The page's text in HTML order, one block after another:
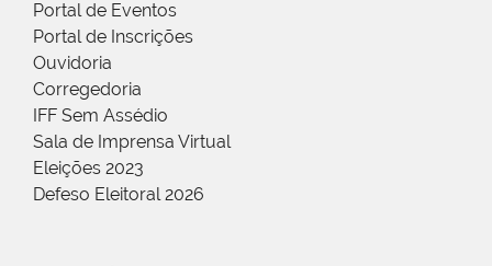
Portal de Eventos
Portal de Inscrições
Ouvidoria
Corregedoria
IFF Sem Assédio
Sala de Imprensa Virtual
Eleições 2023
Defeso Eleitoral 2026